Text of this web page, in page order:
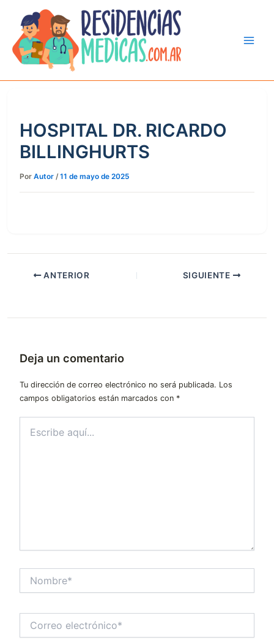
contenido
HOSPITAL DR. RICARDO
BILLINGHURTS
Por Autor /11 de mayo de 2025
ANTERIOR SIGUIENTE
Deja un comentario
Tu dirección de correo electrónico no será publicada. Los
campos obligatorios están marcados con *
aquí...
electrónico*